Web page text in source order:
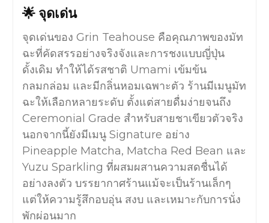
🌟 จุดเด่น
จุดเด่นของ Grin Teahouse คือคุณภาพของมัท
ฉะที่คัดสรรอย่างจริงจังและการชงแบบญี่ปุ่น
ดั้งเดิม ทำให้ได้รสชาติ Umami เข้มข้น
กลมกล่อม และมีกลิ่นหอมเฉพาะตัว ร้านมีเมนูมัท
ฉะให้เลือกหลายระดับ ตั้งแต่สายดื่มง่ายจนถึง
Ceremonial Grade สำหรับสายชาเขียวตัวจริง
นอกจากนี้ยังมีเมนู Signature อย่าง
Pineapple Matcha, Matcha Red Bean และ
Yuzu Sparkling ที่ผสมผสานความสดชื่นได้
อย่างลงตัว บรรยากาศร้านแม้จะเป็นร้านเล็กๆ
แต่ให้ความรู้สึกอบอุ่น สงบ และเหมาะกับการนั่ง
พักผ่อนมาก